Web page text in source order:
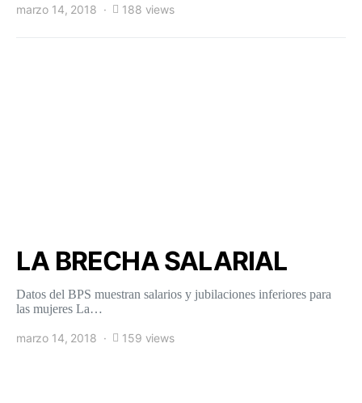
marzo 14, 2018 188 views
LA BRECHA SALARIAL
Datos del BPS muestran salarios y jubilaciones inferiores para
las mujeres La…
marzo 14, 2018 159 views